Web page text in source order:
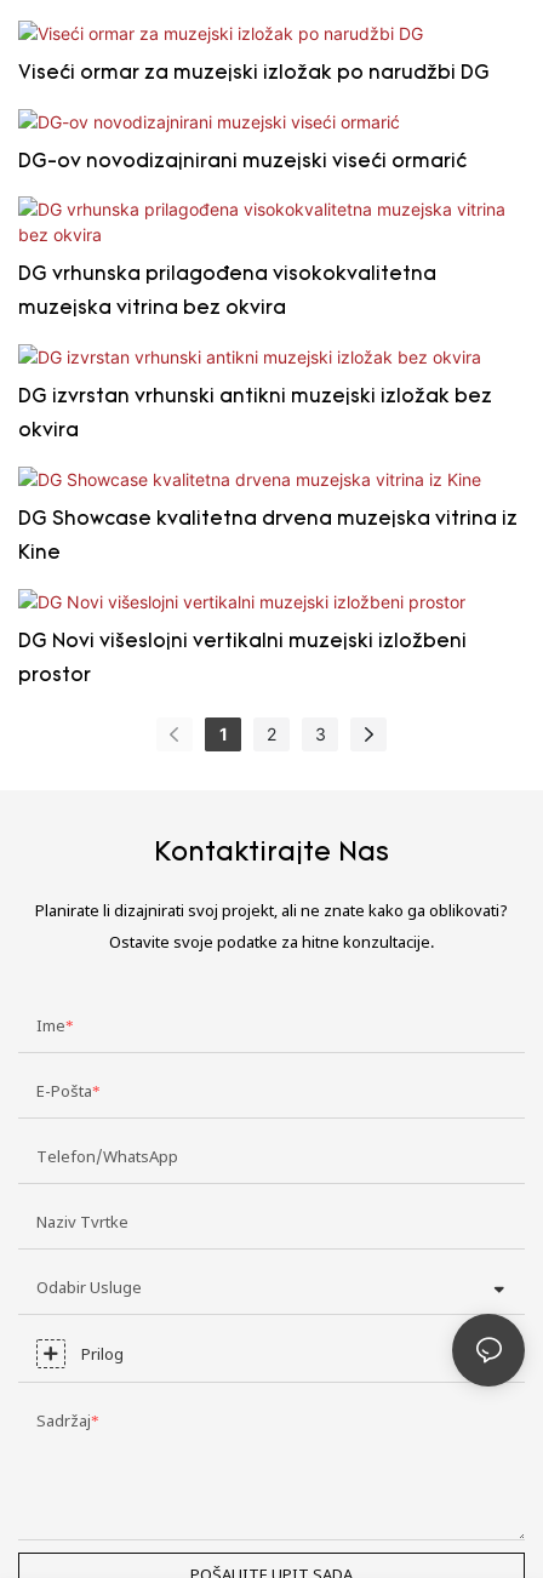
Viseći ormar za muzejski izložak po narudžbi DG
DG-ov novodizajnirani muzejski viseći ormarić
DG vrhunska prilagođena visokokvalitetna
muzejska vitrina bez okvira
DG izvrstan vrhunski antikni muzejski izložak bez
okvira
DG Showcase kvalitetna drvena muzejska vitrina iz
Kine
DG Novi višeslojni vertikalni muzejski izložbeni
prostor
1 2 3
Kontaktirajte Nas
Planirate li dizajnirati svoj projekt, ali ne znate kako ga oblikovati?
Ostavite svoje podatke za hitne konzultacije.
Ime
E-Pošta
Telefon/WhatsApp
Naziv Tvrtke
Odabir Usluge
Prilog
Sadržaj